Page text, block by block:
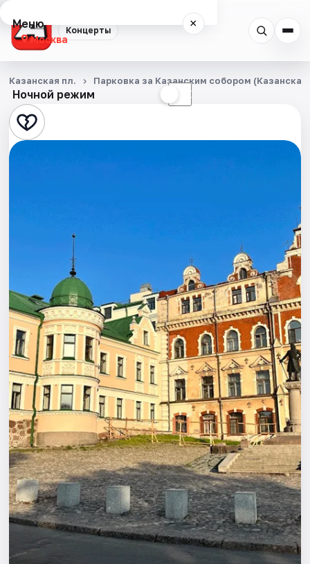
Концерты
Меню ×
Москва
Концерты
Города
Ночной режим ☾
Казанская пл. Парковка за Казанским собором (Казанская